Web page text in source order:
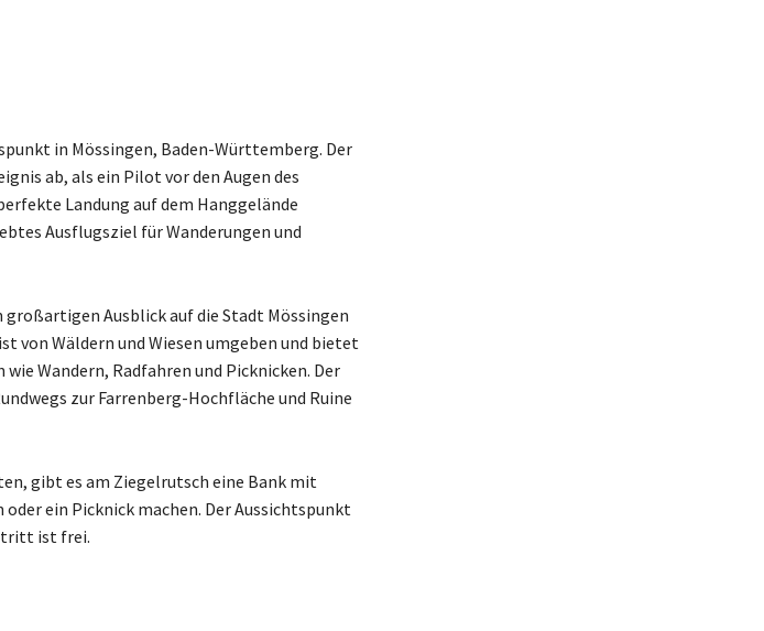
in Mössingen, Baden-Württemberg. Der
ab, als ein Pilot vor den Augen des
Landung auf dem Hanggelände
Ausflugsziel für Wanderungen und
großartigen Ausblick auf die Stadt Mössingen
von Wäldern und Wiesen umgeben und bietet
Wandern, Radfahren und Picknicken. Der
zur Farrenberg-Hochfläche und Ruine
gibt es am Ziegelrutsch eine Bank mit
ein Picknick machen. Der Aussichtspunkt
ist frei.